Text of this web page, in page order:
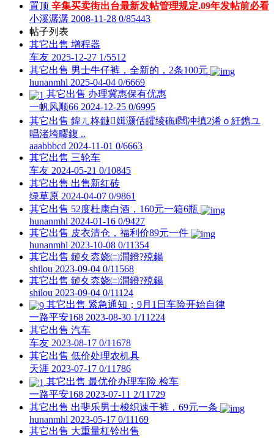
置顶 辛集买卖街出台最新发帖管理规定.09年发帖前必看
小溪潺潺 2008-11-28 0/85443
帖子列表
其它出售 增程器
车友 2025-12-27 1/5512
其它出售 男士牛仔裤，全新的，2条100元
hunanmhl 2025-04-04 0/6669
其它出售 办理冀惠保有优惠
一帆风顺66 2024-12-25 0/6995
其它出售 鍏ㄦ柊鏈媶灏佸皬绫砤i闊冲搷2浠ｏ紝鎸ユ
唱渚垮疁鍑 ..
aaabbbcd 2024-11-01 0/6663
其它出售 三轮车
车友 2024-05-21 0/10845
其它出售 出售新红砖
绿草原 2024-04-07 0/9861
其它出售 52度杜康白酒，160元一箱6瓶
hunanmhl 2024-01-16 0/9427
其它出售 皮衣清仓，福利价89元一件
hunanmhl 2023-10-08 0/11354
其它出售 鏈夊枩娆㈡澗鐙?殑鍚
shilou 2023-09-04 0/11568
其它出售 鏈夊枩娆㈡澗鐙?殑鍚
shilou 2023-09-04 0/11124
其它出售 紧急通知；9月1日车险开始自律
一路平安168 2023-08-30 1/11224
其它出售 汽车
车友 2023-08-17 0/11678
其它出售 低价处理农机具
天涯 2023-07-17 0/11786
其它出售 最优价办理车险 检车
一路平安168 2023-07-11 2/11729
其它出售 出斐乐男士梭织速干裤，69元一条
hunanmhl 2023-05-17 0/11169
其它出售 大重量杠铃出售